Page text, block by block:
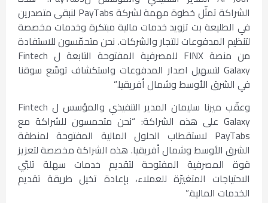
الشراكة تمثّل خطوة مهمة لشركة PayTabs لنبقى متصدرين
في الطليعة بت تزويد خدمات مالية مبتكرة وخدمات مخصصة
لتنظيم المدفوعات للتجار والشركات. نحن متحمّسون للاستفادة
من منصة FINX للمصرفية المفتوحة التابعة ل Fintech
Galaxy لتسهيل اصدار المدفوعات واستكشاف توسّع سوقنا
في الشرق الأوسط وشمال أفريقيا.”
وعقّب ميرنا سليمان المدير التنفيذي والمؤسس ل Fintech
Galaxy على هذه الشراكة: “نحن متحمسون للشراكة مع
PayTabs لاستقطاب الحلول المالية المفتوحة لمنطقة
الشرق الأوسط وشمال أفريقيا. هذه الشراكة مخصصة لتعزيز
قوة المصرفية المفتوحة لتقديم خدمات سهلة تلبّي
الاحتياجات المتغيرّة للعملاء، بإعادة تخيل طريقة تقديم
الخدمات المالية.”